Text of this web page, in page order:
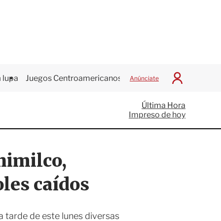
lupa Juegos Centroamericanos Anúnciate
I
c
i
a
Última Hora
Impreso de hoy
caídos
tarde de este lunes diversas